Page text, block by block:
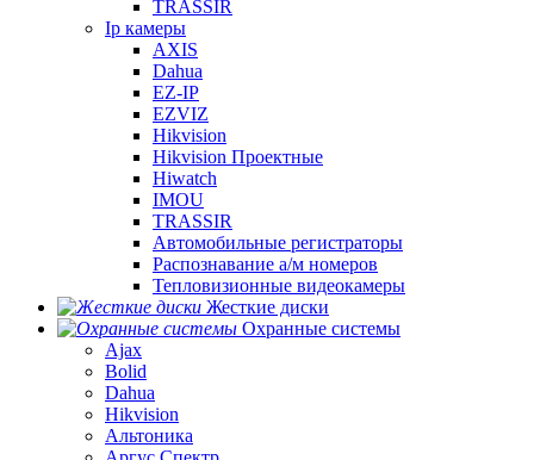
TRASSIR
Ip камеры
AXIS
Dahua
EZ-IP
EZVIZ
Hikvision
Hikvision Проектные
Hiwatch
IMOU
TRASSIR
Автомобильные регистраторы
Распознавание а/м номеров
Тепловизионные видеокамеры
Жесткие диски
Охранные системы
Ajax
Bolid
Dahua
Hikvision
Альтоника